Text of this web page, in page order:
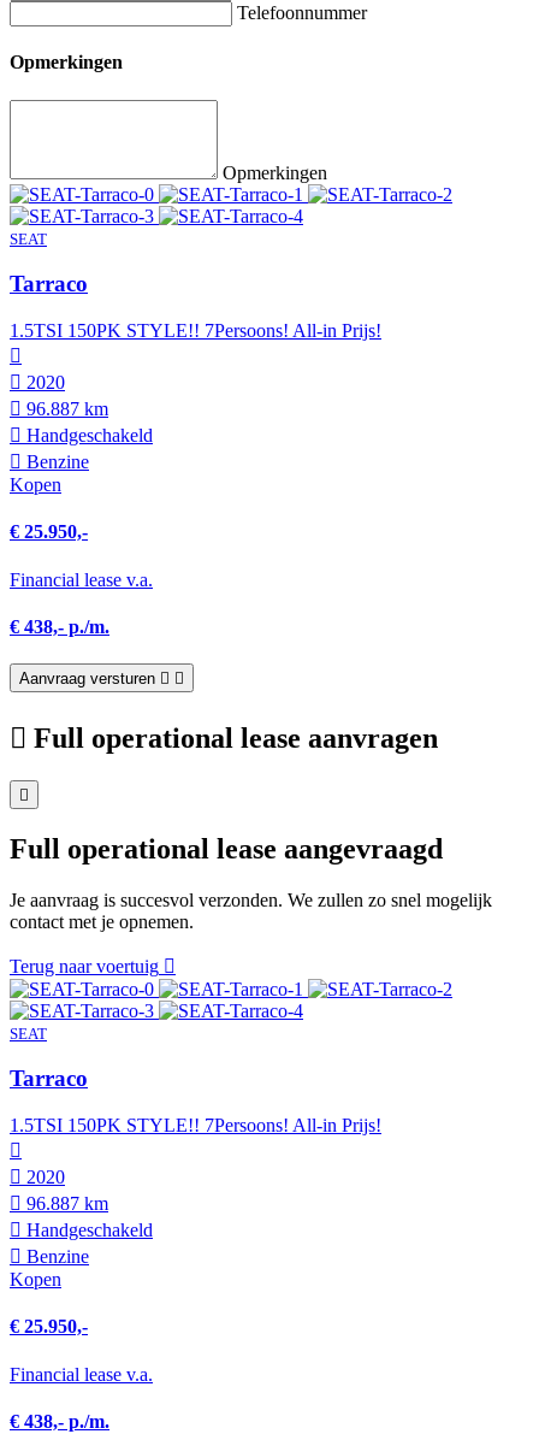
Telefoonnummer
Opmerkingen
Opmerkingen
SEAT
Tarraco
1.5TSI 150PK STYLE!! 7Persoons! All-in Prijs!
2020
96.887 km
Hand­geschakeld
Benzine
Kopen
€ 25.950,-
Financial lease v.a.
€ 438,- p./m.
Aanvraag versturen
Full operational lease aanvragen
Full operational lease aangevraagd
Je aanvraag is succesvol verzonden. We zullen zo snel mogelijk
contact met je opnemen.
Terug naar voertuig
SEAT
Tarraco
1.5TSI 150PK STYLE!! 7Persoons! All-in Prijs!
2020
96.887 km
Hand­geschakeld
Benzine
Kopen
€ 25.950,-
Financial lease v.a.
€ 438,- p./m.